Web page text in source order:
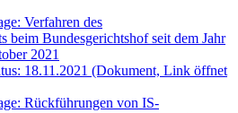
Verfahren des
beim Bundesgerichtshof seit dem Jahr
2021
18.11.2021 (Dokument, Link öffnet
Rückführungen von IS-